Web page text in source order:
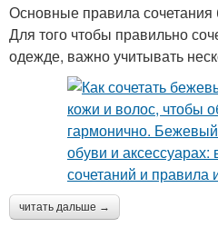
Основные правила сочетания
Для того чтобы правильно
одежде, важно учитывать
читать дальше →